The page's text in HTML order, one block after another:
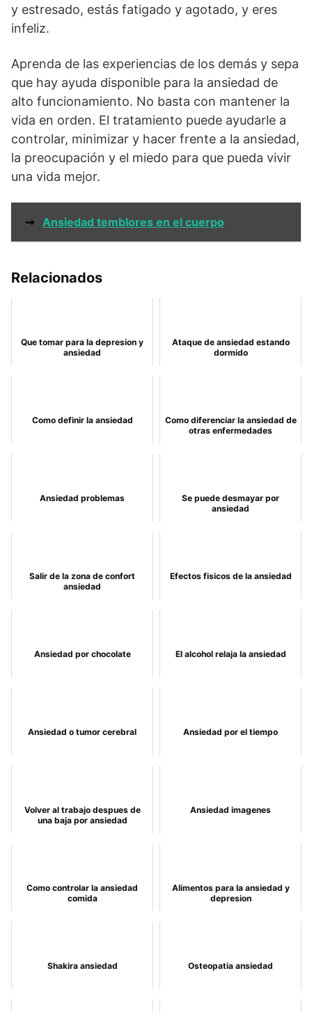
y estresado, estás fatigado y agotado, y eres
infeliz.
Aprenda de las experiencias de los demás y sepa
que hay ayuda disponible para la ansiedad de
alto funcionamiento. No basta con mantener la
vida en orden. El tratamiento puede ayudarle a
controlar, minimizar y hacer frente a la ansiedad,
la preocupación y el miedo para que pueda vivir
una vida mejor.
➞ Ansiedad temblores en el cuerpo
Relacionados
Que tomar para la depresion y
ansiedad
Ataque de ansiedad estando
dormido
Como definir la ansiedad
Como diferenciar la ansiedad de
otras enfermedades
Ansiedad problemas
Se puede desmayar por
ansiedad
Salir de la zona de confort
ansiedad
Efectos fisicos de la ansiedad
Ansiedad por chocolate El alcohol relaja la ansiedad
Ansiedad o tumor cerebral Ansiedad por el tiempo
Volver al trabajo despues de
una baja por ansiedad
Ansiedad imagenes
Como controlar la ansiedad
comida
Alimentos para la ansiedad y
depresion
Shakira ansiedad Osteopatia ansiedad